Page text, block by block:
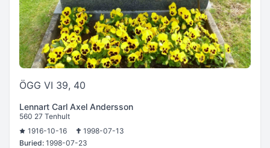
ÖGG VI 39, 40
Lennart Carl Axel Andersson
560 27 Tenhult
1916-10-16
1998-07-13
Buried: 1998-07-23